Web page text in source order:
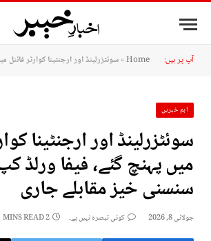
آپ پر ہیں: Home
»سوئٹزرلینڈ اور ارجنٹینا کوارٹر فائنل میں پہنچ گئے،
اہم خبریں
سوئٹزرلینڈ اور ارجنٹینا
میں پہنچ گئے، فیفا ورلڈ
سنسنی خیز مقابلے جاری
جولائی 8, 2026 کوئی تبصرہ نہیں ہے۔ 2 MINS READ